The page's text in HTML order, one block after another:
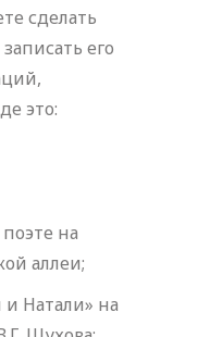
сделать
его
это:
на
аллеи;
Натали» на